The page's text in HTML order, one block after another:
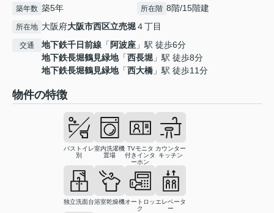
築年数 築5年 所在階 8階/15階建
所在地 大阪府大阪市西区立売堀４丁目
交通 地下鉄千日前線 「 阿波座 」駅 徒歩6分
地下鉄長堀鶴見緑地「西長堀 」駅 徒歩8分
地下鉄長堀鶴見緑地「西大橋 」駅 徒歩11分
物件の特徴
バストイレ
別
室内洗濯機
置場
TVモニタ
付きインタ
ーホン
カウンター
キッチン
独立洗面台浴室乾燥機オートロッ
ク
エレベータ
ー